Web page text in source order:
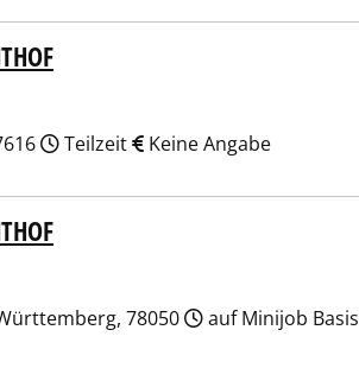
Teilzeit Keine Angabe
78050
auf Minijob Basis